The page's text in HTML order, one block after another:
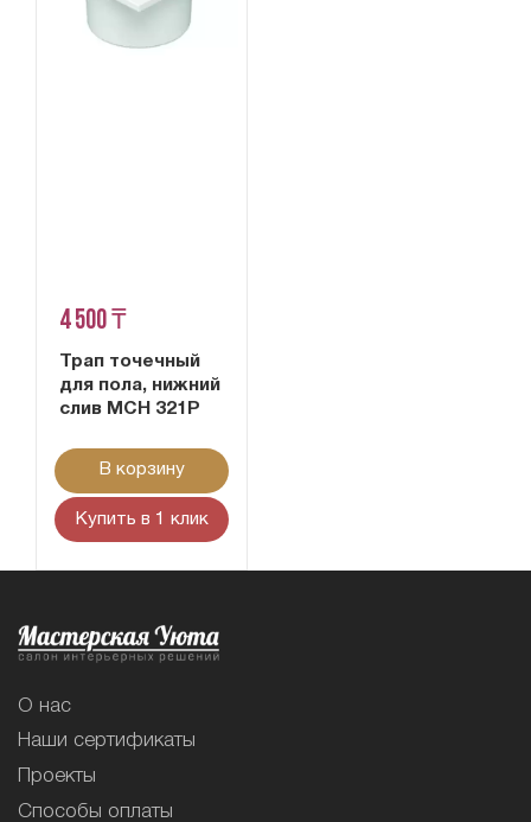
4 500 ₸
Трап точечный
для пола, нижний
слив MCH 321P
В корзину
Купить в 1 клик
О нас
Наши сертификаты
Проекты
Способы оплаты